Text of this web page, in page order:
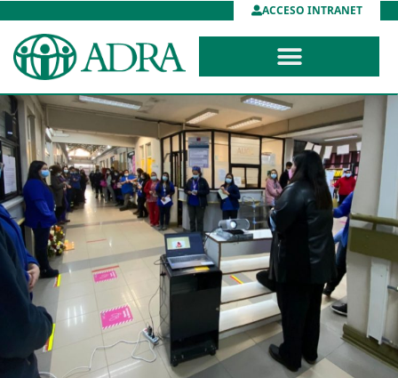
ACCESO INTRANET